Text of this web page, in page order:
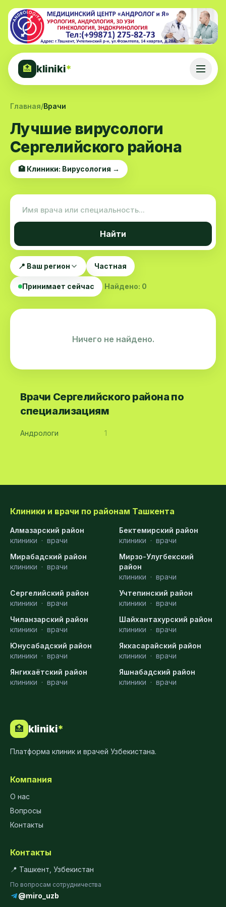
🏥 kliniki*
Главная/Врачи
Лучшие вирусологи
Сергелийского района
🏥 Клиники: Вирусология →
Найти
📍 Ваш регион Частная
Принимает сейчас Найдено: 0
Ничего не найдено.
Врачи Сергелийского района по
специализациям
Андрологи 1
Клиники и врачи по районам Ташкента
Алмазарский район
клиники · врачи
Бектемирский район
клиники · врачи
Мирабадский район
клиники · врачи
Мирзо-Улугбекский
район
клиники · врачи
Сергелийский район
клиники · врачи
Учтепинский район
клиники · врачи
Чиланзарский район
клиники · врачи
Шайхантахурский район
клиники · врачи
Юнусабадский район
клиники · врачи
Яккасарайский район
клиники · врачи
Янгихаётский район
клиники · врачи
Яшнабадский район
клиники · врачи
🏥 kliniki*
Платформа клиник и врачей Узбекистана.
Компания
О нас
Вопросы
Контакты
Контакты
📍 Ташкент, Узбекистан
По вопросам сотрудничества
@miro_uzb